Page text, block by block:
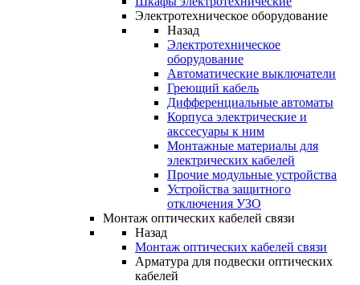
Электротехническое оборудование
Назад
Электротехническое
оборудование
Автоматические выключатели
Греющий кабель
Дифференциальные автоматы
Корпуса электрические и
акссесуары к ним
Монтажные материалы для
электрических кабелей
Прочие модульные устройства
Устройства защитного
отключения УЗО
Монтаж оптических кабелей связи
Назад
Монтаж оптических кабелей связи
Арматура для подвески оптических
кабелей